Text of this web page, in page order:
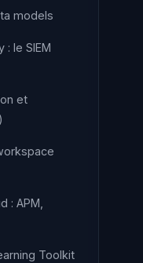
models
: le SIEM
et
: APM,
Toolkit